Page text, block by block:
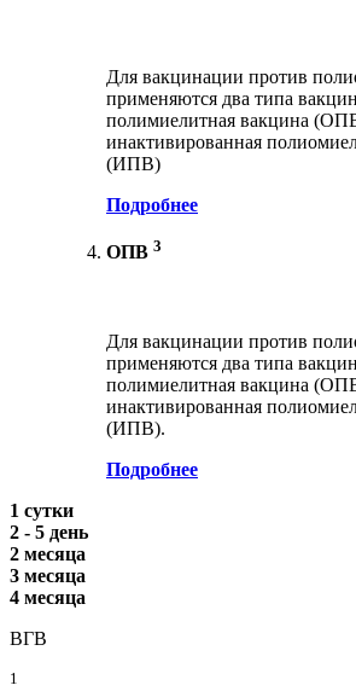
Для вакцинации против
применяются два типа
полимиелитная вакцина
инактивированная
(ИПВ)
Подробнее
ОПВ 3
Для вакцинации против
применяются два типа
полимиелитная вакцина
инактивированная
(ИПВ).
Подробнее
1 сутки
2 - 5 день
2 месяца
3 месяца
4 месяца
ВГВ
1